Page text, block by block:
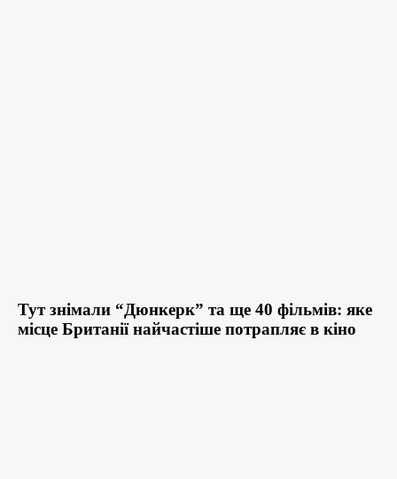
Тут знімали “Дюнкерк” та ще 40 фільмів: яке
місце Британії найчастіше потрапляє в кіно